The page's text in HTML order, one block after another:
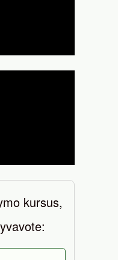
kursus,